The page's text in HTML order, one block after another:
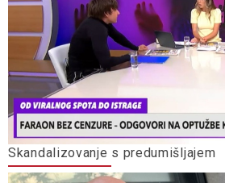
Skandalizovanje s predumišljajem